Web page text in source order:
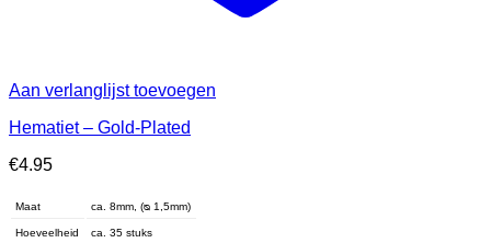
Aan verlanglijst toevoegen
Hematiet – Gold-Plated
€4.95
Maat ca. 8mm, (ᴓ 1,5mm)
Hoeveelheid ca. 35 stuks